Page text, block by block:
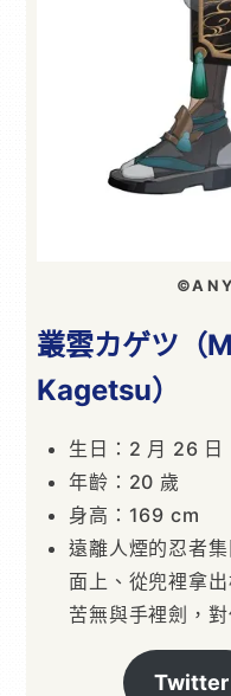
叢雲カゲツ（
Kagetsu）
生日：2 月 26 日
年齡：20 歲
身高：169 cm
遠離人煙的忍者
面上、從兜裡拿
苦無與手裡劍，
Twitter